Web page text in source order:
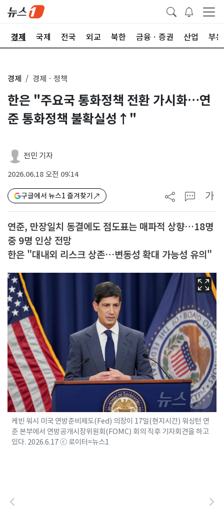
경제 국제 전국 외교 북한 금융ㆍ증권 산업 부
경제 경제ㆍ정책
한은 "주요국 통화정책 전환 가시화…연
준 통화정책 불확실성↑"
전민 기자
2026.06.18 오전 09:14
구글에서 뉴스1 즐겨찾기 가
연준, 만장일치 동결에도 점도표는 매파적 상향…18명
중 9명 인상 전망
한은 "대내외 리스크 상존…변동성 확대 가능성 유의"
케빈 워시 미국 연방준비제도(Fed) 의장이 17일(현지시간) 워싱턴 연
준 본부에서 연방공개시장위원회(FOMC) 회의 직후 기자회견을 하고
있다. 2026.6.17 ⓒ 로이터=뉴스1